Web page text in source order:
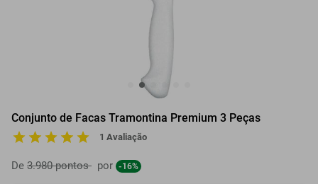
Conjunto de Facas Tramontina Premium 3 Peças
1 Avaliação
De 3.980 pontos por -16%